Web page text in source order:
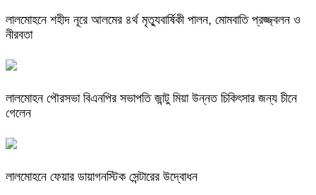
লালমোহনে শহীদ নূরে আলমের ৪র্থ মৃত্যুবার্ষিকী পালন, মোমবাতি প্রজ্জ্বলন ও
নীরবতা
লালমোহন পৌরসভা বিএনপির সভাপতি জান্টু মিয়া উন্নত চিকিৎসার জন্য চীনে
গেলেন
লালমোহনে ফেয়ার ডায়াগনস্টিক সেন্টারের উদ্বোধন